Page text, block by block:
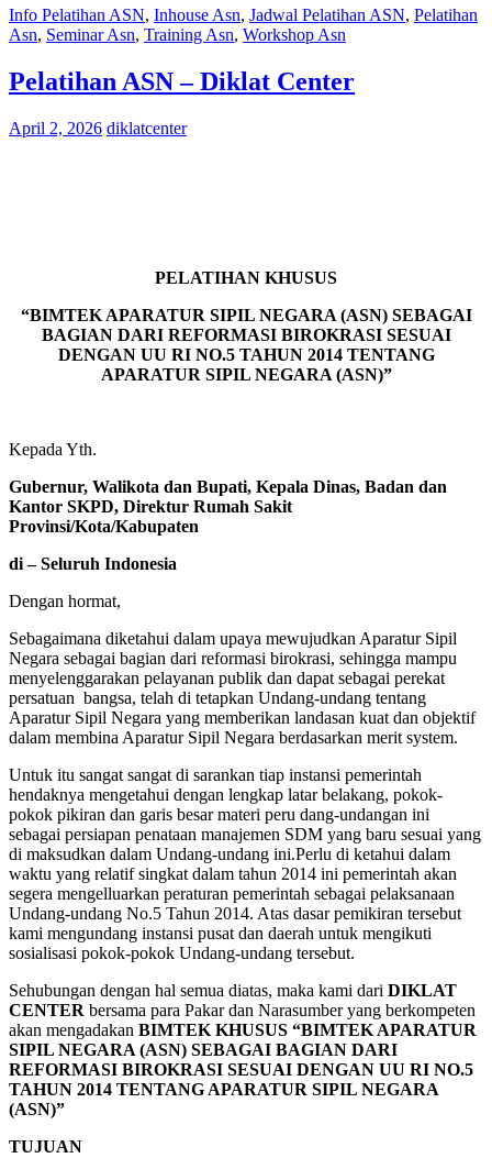
Info Pelatihan ASN, Inhouse Asn, Jadwal Pelatihan ASN, Pelatihan
Asn, Seminar Asn, Training Asn, Workshop Asn
Pelatihan ASN – Diklat Center
April 2, 2026 diklatcenter
PELATIHAN KHUSUS
“BIMTEK APARATUR SIPIL NEGARA (ASN) SEBAGAI
BAGIAN DARI REFORMASI BIROKRASI SESUAI
DENGAN UU RI NO.5 TAHUN 2014 TENTANG
APARATUR SIPIL NEGARA (ASN)”
Kepada Yth.
Gubernur, Walikota dan Bupati, Kepala Dinas, Badan dan
Kantor SKPD, Direktur Rumah Sakit
Provinsi/Kota/Kabupaten
di – Seluruh Indonesia
Dengan hormat,
Sebagaimana diketahui dalam upaya mewujudkan Aparatur Sipil
Negara sebagai bagian dari reformasi birokrasi, sehingga mampu
menyelenggarakan pelayanan publik dan dapat sebagai perekat
persatuan bangsa, telah di tetapkan Undang-undang tentang
Aparatur Sipil Negara yang memberikan landasan kuat dan objektif
dalam membina Aparatur Sipil Negara berdasarkan merit system.
Untuk itu sangat sangat di sarankan tiap instansi pemerintah
hendaknya mengetahui dengan lengkap latar belakang, pokok-
pokok pikiran dan garis besar materi peru dang-undangan ini
sebagai persiapan penataan manajemen SDM yang baru sesuai yang
di maksudkan dalam Undang-undang ini.Perlu di ketahui dalam
waktu yang relatif singkat dalam tahun 2014 ini pemerintah akan
segera mengelluarkan peraturan pemerintah sebagai pelaksanaan
Undang-undang No.5 Tahun 2014. Atas dasar pemikiran tersebut
kami mengundang instansi pusat dan daerah untuk mengikuti
sosialisasi pokok-pokok Undang-undang tersebut.
Sehubungan dengan hal semua diatas, maka kami dari DIKLAT
CENTER bersama para Pakar dan Narasumber yang berkompeten
akan mengadakan BIMTEK KHUSUS “BIMTEK APARATUR
SIPIL NEGARA (ASN) SEBAGAI BAGIAN DARI
REFORMASI BIROKRASI SESUAI DENGAN UU RI NO.5
TAHUN 2014 TENTANG APARATUR SIPIL NEGARA
(ASN)”
TUJUAN